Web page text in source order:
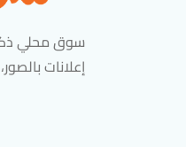
سوق محلي
إعلانات